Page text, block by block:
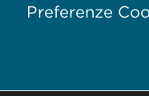
Preferenze